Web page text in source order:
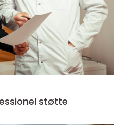
støtte